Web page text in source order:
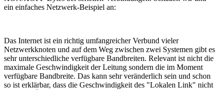
ein einfaches Netzwerk-Beispiel an:
Das Internet ist ein richtig umfangreicher Verbund vieler
Netzwerkknoten und auf dem Weg zwischen zwei Systemen gibt es
sehr unterschiedliche verfügbare Bandbreiten. Relevant ist nicht die
maximale Geschwindigkeit der Leitung sondern die im Moment
verfügbare Bandbreite. Das kann sehr veränderlich sein und schon
so ist erklärbar, dass die Geschwindigkeit des "Lokalen Link" nicht